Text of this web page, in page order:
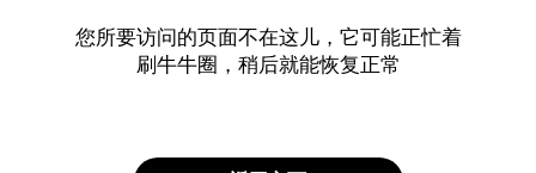
您所要访问的页面不在这儿，它可能正忙着
刷牛牛圈，稍后就能恢复正常